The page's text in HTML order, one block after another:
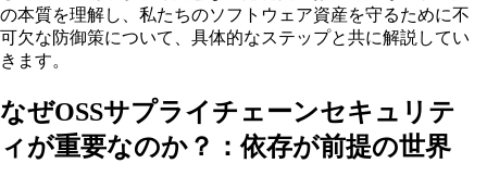
の本質を理解し、私たちのソフトウェア資産を守るために不
可欠な防御策について、具体的なステップと共に解説してい
きます。
なぜOSSサプライチェーンセキュリテ
ィが重要なのか？：依存が前提の世界